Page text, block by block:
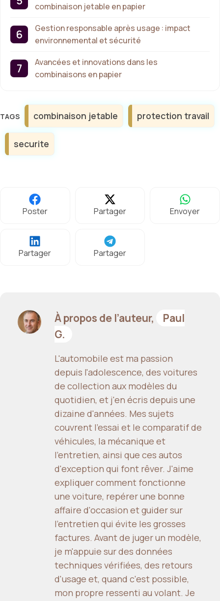
combinaison jetable en papier
Gestion responsable après usage : impact
environnemental et sécurité
Avancées et innovations dans les
combinaisons en papier
Étiquettes
combinaison jetable protection travail
securite
Poster Partager Envoyer
Partager Partager
À propos de l’auteur,
Paul
G.
L'automobile est ma passion
depuis l'adolescence, des voitures
de collection aux modèles du
quotidien, et j'en écris depuis une
dizaine d'années. Mes sujets
couvrent l'essai et le comparatif de
véhicules, la mécanique et
l'entretien, ainsi que ces autos
d'exception qui font rêver. J'aime
expliquer comment fonctionne
une voiture, repérer une bonne
affaire d'occasion et guider sur
l'entretien qui évite les grosses
factures. Avant de juger un modèle,
je m'appuie sur des données
techniques vérifiées, des retours
d'usage et, quand c'est possible,
mon propre ressenti au volant. Je